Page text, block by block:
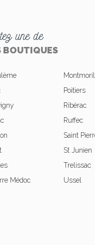
une de
BOUTIQUES
Médoc
Poitiers
Ribérac
Ruffec
Saint
St Junien
Trelissac
Ussel